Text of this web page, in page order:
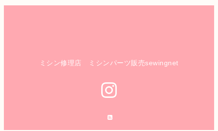
ミシン修理店 ミシンパーツ販売sewingnet